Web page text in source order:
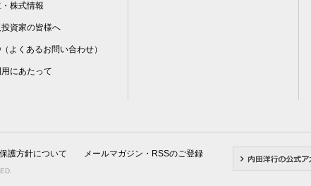
株式情報
資家の皆様へ
（よくあるお問い合わせ）
用にあたって
護方針について メールマガジン・RSSのご登録